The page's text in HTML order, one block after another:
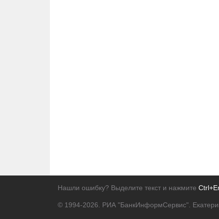
Нашли ошибку? Выделите текст и нажмите
© 1994-2026. РИА "БанкИнформСервис".